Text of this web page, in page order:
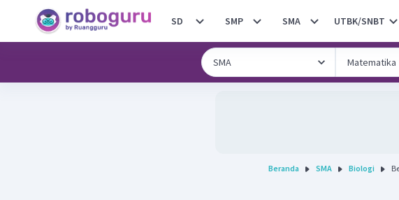
SD SMP SMA UTBK/SNBT
Beranda SMA Biologi